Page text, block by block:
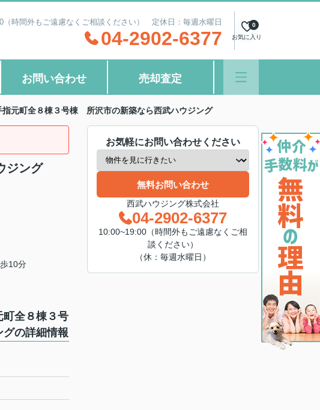
（時間外もご遠慮なくご相談ください） 定休日：毎週水曜日
04-2902-6377 お気に入り
0
お問い合わせ 売却査定
指元町全８棟３号棟 所沢市の新築なら西武ハウジング
ジング
10分
町全８棟３号
の詳細情報
お気軽にお問い合わせください
無料お問い合わせ
西武ハウジング株式会社
04-2902-6377
10:00~19:00（時間外もご遠慮なくご相
談ください）
（休：毎週水曜日）